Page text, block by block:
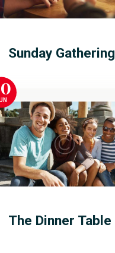
Sunday Gathering
The Dinner Table